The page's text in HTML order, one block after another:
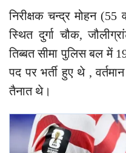
निरीक्षक चन्द्र मोहन (55
स्थित दुर्गा चौक,
तिब्बत सीमा पुलिस बल में
पद पर भर्ती हुए थे ,
तैनात थे।